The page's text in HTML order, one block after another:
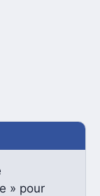
» pour